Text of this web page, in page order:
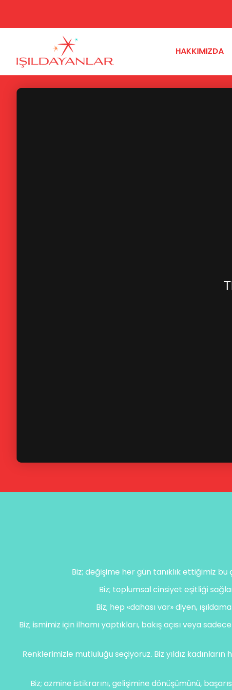
HAKKIMIZDA
Biz; değişime her gün tanıklık ettiğimiz bu
Biz; toplumsal cinsiyet eşitliği
Biz; hep «dahası var» diyen,
Biz; ismimiz için ilhamı yaptıkları, bakış açısı veya
Renklerimizle mutluluğu seçiyoruz. Biz yıldız
Biz; azmine istikrarını, gelişimine dönüşümünü,